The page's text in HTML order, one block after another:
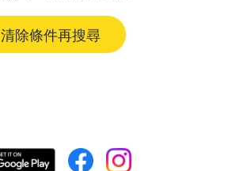
清除條件再搜尋